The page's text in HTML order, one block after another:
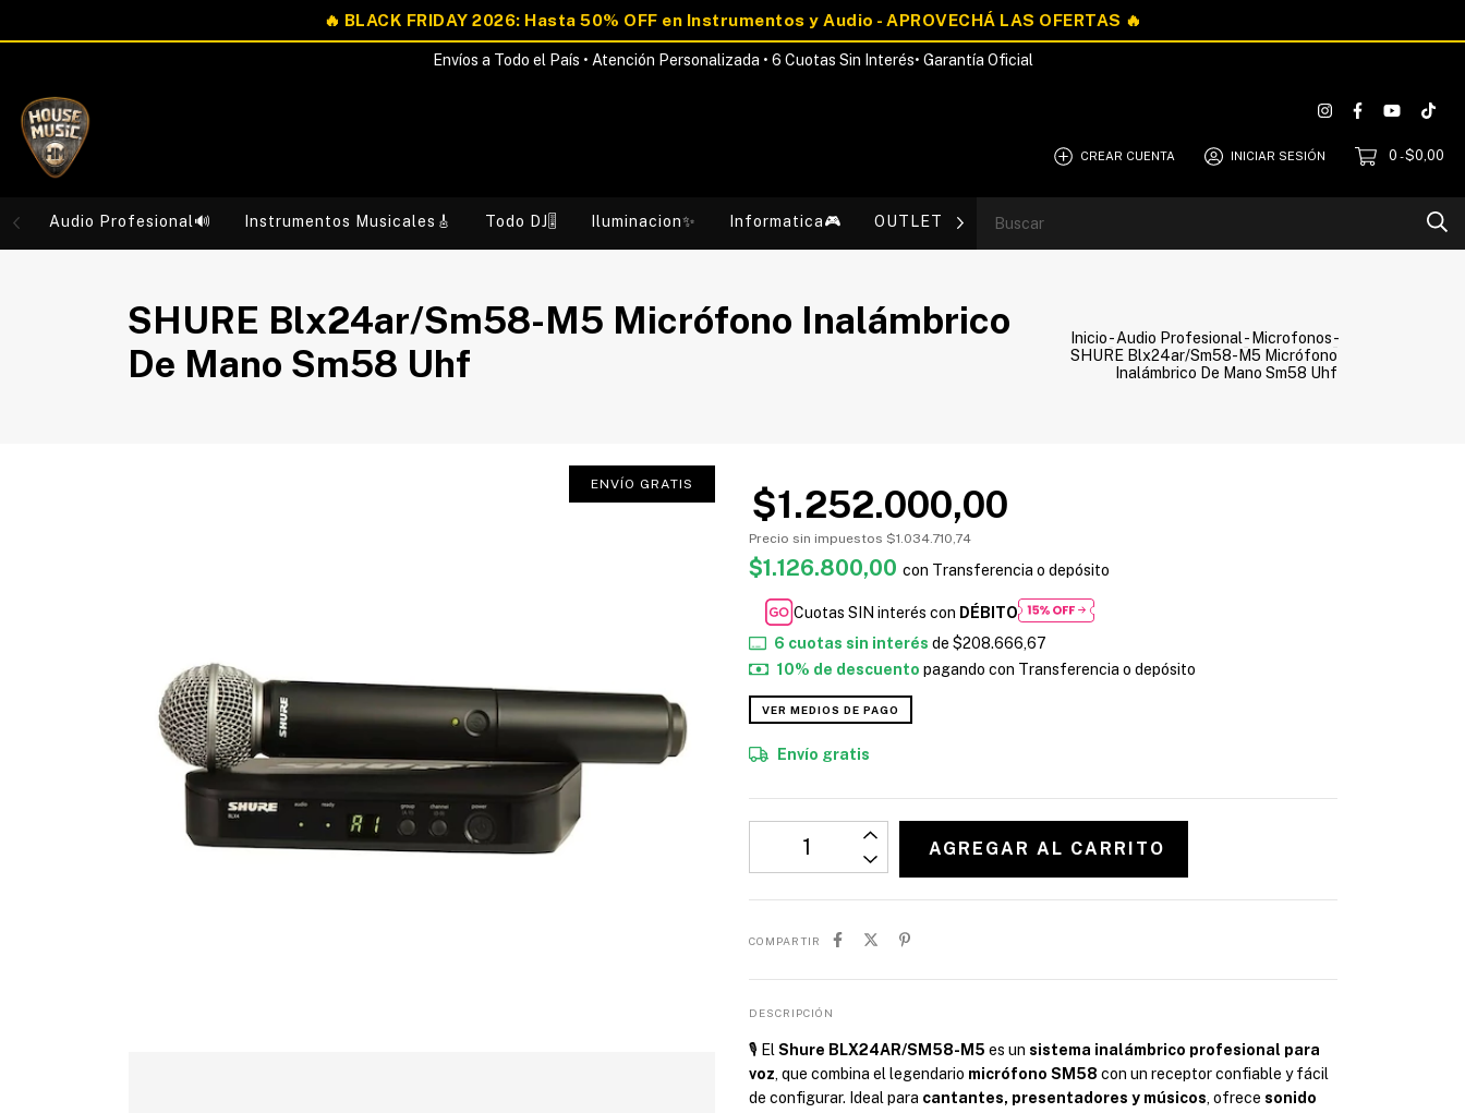
Envíos a Todo el País • Atención Personalizada • 6 Cuotas Sin Interés• Garantía Oficial
CREAR CUENTA INICIAR SESIÓN 0 -$0,00
Audio Profesional🔊 Instrumentos Musicales🎸 Todo DJ🎚️ Iluminacion✨ Informatica🎮 OUTLET💰 Blog
SHURE Blx24ar/Sm58-M5 Micrófono Inalámbrico
De Mano Sm58 Uhf
Inicio- Audio Profesional- Microfonos-
SHURE Blx24ar/Sm58-M5 Micrófono
Inalámbrico De Mano Sm58 Uhf
ENVÍO GRATIS $1.252.000,00
Precio sin impuestos $1.034.710,74
$1.126.800,00 con Transferencia o depósito
Cuotas SIN interés con DÉBITO
6 cuotas sin interés de $208.666,67
10% de descuento pagando con Transferencia o depósito
VER MEDIOS DE PAGO
Envío gratis
COMPARTIR
DESCRIPCIÓN
🎙️ El Shure BLX24AR/SM58-M5 es un sistema inalámbrico profesional para
voz, que combina el legendario micrófono SM58 con un receptor confiable y fácil
de configurar. Ideal para cantantes, presentadores y músicos, ofrece sonido